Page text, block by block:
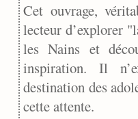
Cet ouvrage,
lecteur d’explorer
les Nains et
inspiration. Il
destination des
cette attente.